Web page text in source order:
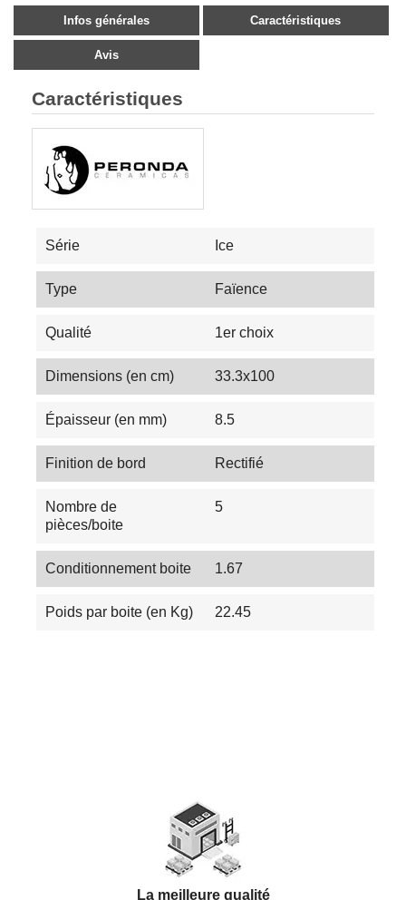
Infos générales Caractéristiques
Avis
Caractéristiques
Série Ice
Type Faïence
Qualité 1er choix
Dimensions (en cm) 33.3x100
Épaisseur (en mm) 8.5
Finition de bord Rectifié
Nombre de
pièces/boite
5
Conditionnement boite 1.67
Poids par boite (en Kg) 22.45
La meilleure qualité